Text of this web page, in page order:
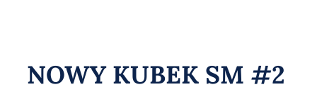
NOWY KUBEK SM #2